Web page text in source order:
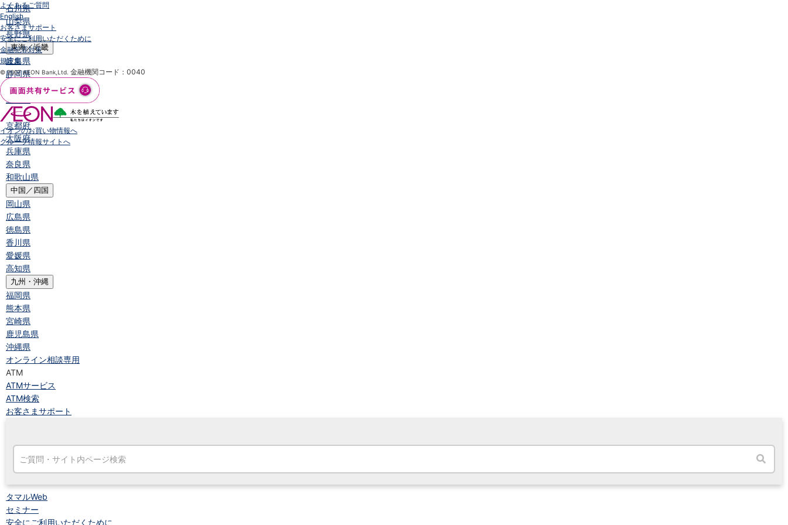
石川県
山梨県
長野県
東海／近畿
岐阜県
静岡県
愛知県
三重県
滋賀県
京都府
大阪府
兵庫県
奈良県
和歌山県
中国／四国
岡山県
広島県
徳島県
香川県
愛媛県
高知県
九州・沖縄
福岡県
熊本県
宮崎県
鹿児島県
沖縄県
オンライン相談専用
ATM
ATMサービス
ATM検索
お客さまサポート
タマルWeb
セミナー
安全にご利用いただくために
よくあるご質問
English
お客さまサポート
安全にご利用いただくために
金融犯罪対策
規定集
© 2007 AEON Bank,Ltd. 金融機関コード：0040
イオンのお買い物情報へ
グループ情報サイトへ